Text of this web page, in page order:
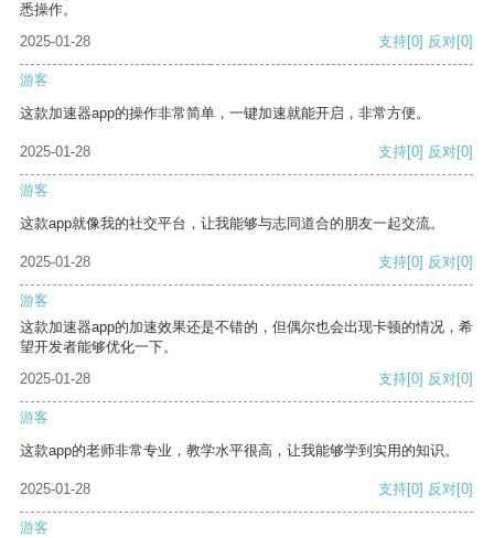
悉操作。
2025-01-28
支持[0] 反对[0]
游客
这款加速器app的操作非常简单，一键加速就能开启，非常方便。
2025-01-28 支持[0] 反对[0]
游客
这款app就像我的社交平台，让我能够与志同道合的朋友一起交流。
2025-01-28 支持[0] 反对[0]
游客
这款加速器app的加速效果还是不错的，但偶尔也会出现卡顿的情况，希
望开发者能够优化一下。
2025-01-28
支持[0] 反对[0]
游客
这款app的老师非常专业，教学水平很高，让我能够学到实用的知识。
2025-01-28 支持[0] 反对[0]
游客